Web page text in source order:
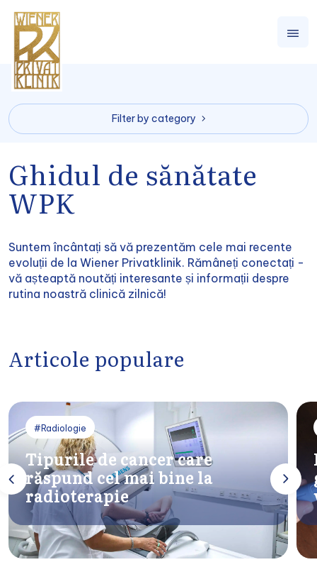
Filter by category
Ghidul de sănătate
WPK
Suntem încântați să vă prezentăm cele mai recente
evoluții de la Wiener Privatklinik. Rămâneți conectați -
vă așteaptă noutăți interesante și informații despre
rutina noastră clinică zilnică!
Articole populare
#Radiologie
Tipurile de cancer care
răspund cel mai bine la
radioterapie